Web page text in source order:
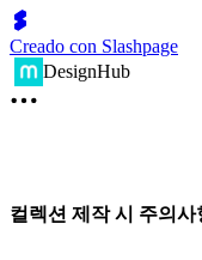
Creado con Slashpage
DesignHub
컬렉션 제작 시 주의사